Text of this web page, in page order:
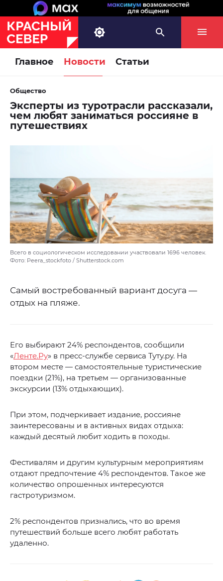
Главное Новости Статьи
Общество
Эксперты из туротрасли рассказали,
чем любят заниматься россияне в
путешествиях
Всего в социологическом исследовании участвовали 1696 человек.
Фото: Peera_stockfoto / Shutterstock.com
Самый востребованный вариант досуга —
отдых на пляже.
Его выбирают 24% респондентов, сообщили
«Ленте.Ру» в пресс-службе сервиса Туту.ру. На
втором месте — самостоятельные туристические
поездки (21%), на третьем — организованные
экскурсии (13% отдыхающих).
При этом, подчеркивает издание, россияне
заинтересованы и в активных видах отдыха:
каждый десятый любит ходить в походы.
Фестивалям и другим культурным мероприятиям
отдают предпочтение 4% респондентов. Такое же
количество опрошенных интересуются
гастротуризмом.
2% респондентов признались, что во время
путешествий больше всего любят работать
удаленно.